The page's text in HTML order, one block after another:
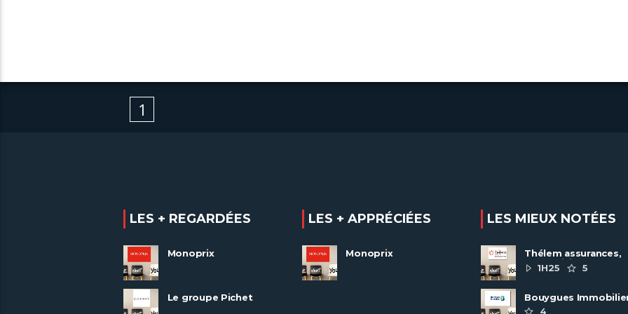
1
LES + REGARDÉES
Monoprix
Le groupe Pichet
LES + APPRÉCIÉES
Monoprix
LES MIEUX NOTÉES
Thélem assurances,
une politique RH
ambitieuse
1H25 5
Bouygues
recrute autour de 8
4